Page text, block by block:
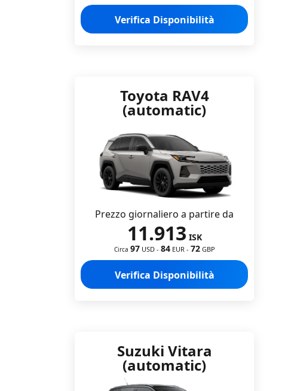
Verifica Disponibilità
Toyota RAV4
(automatic)
Prezzo giornaliero a partire da
11.913 ISK
Circa 97USD - 84EUR - 72GBP
Verifica Disponibilità
Suzuki Vitara
(automatic)